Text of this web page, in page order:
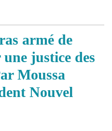
armé de
justice des
Moussa
Nouvel